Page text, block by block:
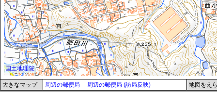
大きなマップ 周辺の郵便局 周辺の郵便局 (訪局反映) 地図をえ